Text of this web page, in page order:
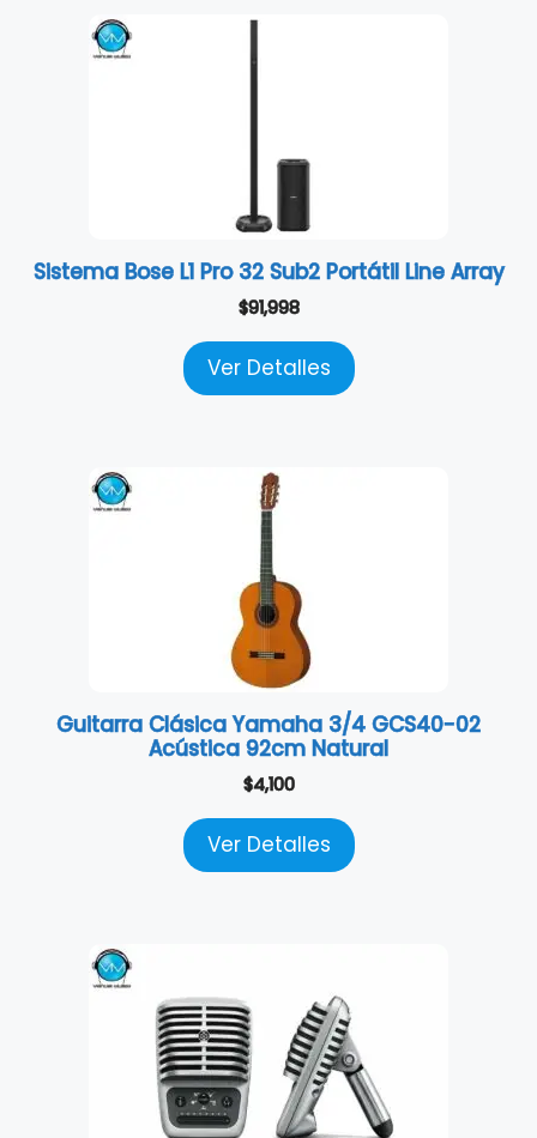
Sistema Bose L1 Pro 32 Sub2 Portátil Line Array
$91,998
Ver Detalles
Guitarra Clásica Yamaha 3/4 GCS40-02
Acústica 92cm Natural
$4,100
Ver Detalles